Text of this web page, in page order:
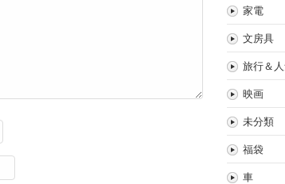
家電
文房具
旅行＆
映画
未分類
福袋
車